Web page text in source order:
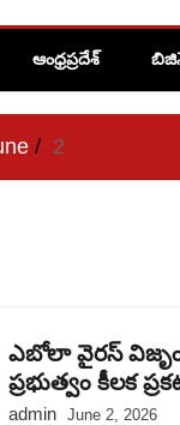
ఆంధ్రప్రదేశ్
2
ఎబోలా వైరస్
ప్రభుత్వం కీలక
admin June 2, 2026